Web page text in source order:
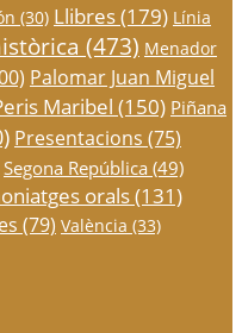
(30) Llibres(179) Línia
(473) Menador
Palomar Juan Miguel
Maribel (150) Piñana
Presentacions (75)
Segona República (49)
orals(131)
(79) València (33)